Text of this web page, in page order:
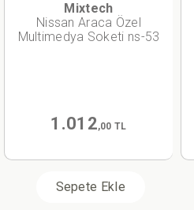
Mixtech
Nissan Araca Özel
Multimedya Soketi ns-53
1.012,00 TL
Sepete Ekle